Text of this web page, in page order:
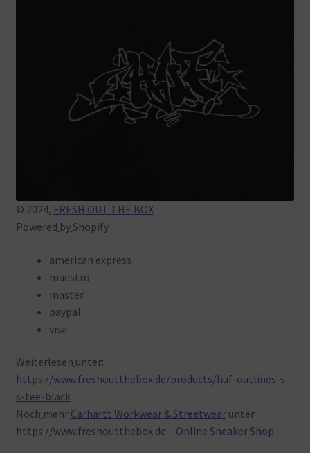
© 2024, FRESH OUT THE BOX
Powered by Shopify
american express
maestro
master
paypal
visa
Weiterlesen unter:
https://www.freshoutthebox.de/products/huf-outlines-s-
s-tee-black
Noch mehr Carhartt Workwear & Streetwearunter
https://www.freshoutthebox.de – Online Sneaker Shop